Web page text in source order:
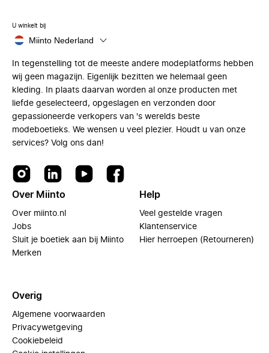
U winkelt bij
Miinto Nederland
In tegenstelling tot de meeste andere modeplatforms hebben
wij geen magazijn. Eigenlijk bezitten we helemaal geen
kleding. In plaats daarvan worden al onze producten met
liefde geselecteerd, opgeslagen en verzonden door
gepassioneerde verkopers van 's werelds beste
modeboetieks. We wensen u veel plezier. Houdt u van onze
services? Volg ons dan!
Over Miinto
Over miinto.nl
Jobs
Sluit je boetiek aan bij Miinto
Merken
Help
Veel gestelde vragen
Klantenservice
Hier herroepen (Retourneren)
Overig
Algemene voorwaarden
Privacywetgeving
Cookiebeleid